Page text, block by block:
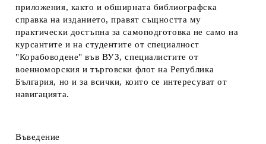
приложения, както и обширната библиографска
справка на изданието, правят същността му
практически достъпна за самоподготовка не само на
курсантите и на студентите от специалност
"Корабоводене" във ВУЗ, специалистите от
военноморския и търговски флот на Република
България, но и за всички, които се интересуват от
навигацията.
Въведение